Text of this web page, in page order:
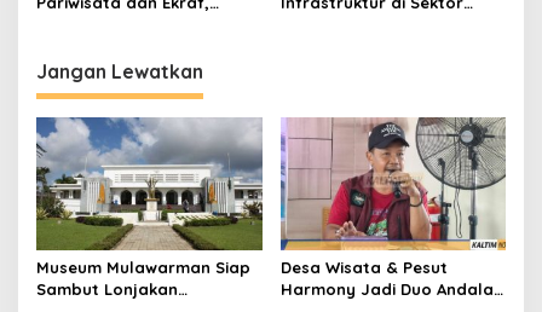
Jangan Lewatkan
Museum Mulawarman Siap
Sambut Lonjakan
Desa Wisata & Pesut
Harmony Jadi Duo Andalan